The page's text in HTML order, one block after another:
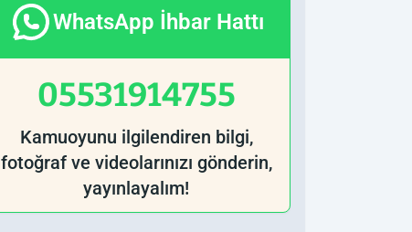
WhatsApp İhbar Hattı
05531914755
Kamuoyunu ilgilendiren bilgi,
fotoğraf ve videolarınızı gönderin,
yayınlayalım!